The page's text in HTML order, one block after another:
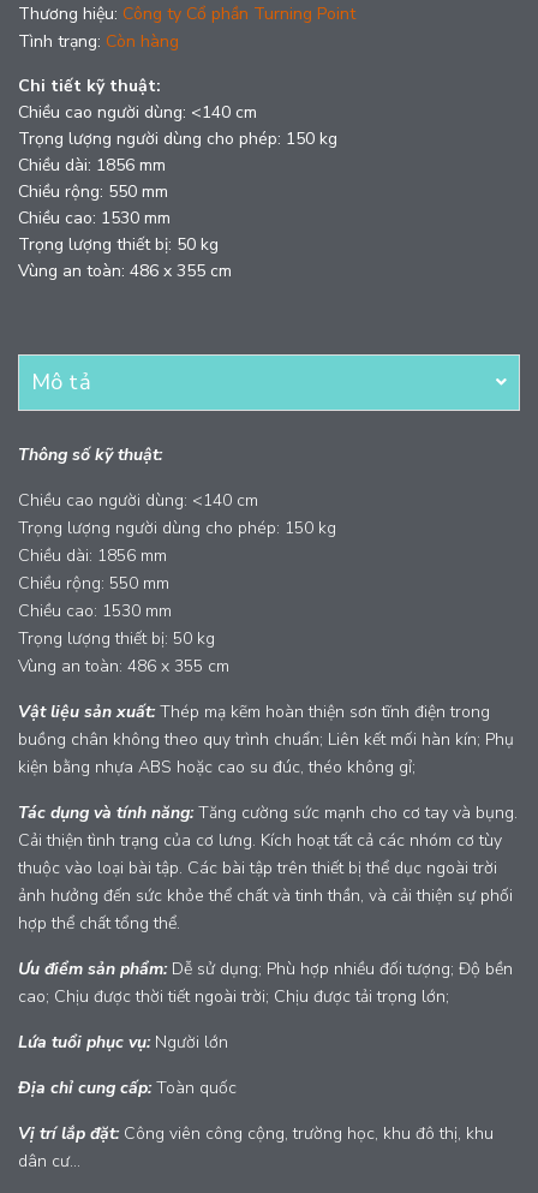
Thương hiệu: Công ty Cổ phần Turning Point
Tình trạng: Còn hàng
Chi tiết kỹ thuật:
Chiều cao người dùng: <140 cm
Trọng lượng người dùng cho phép: 150 kg
Chiều dài: 1856 mm
Chiều rộng: 550 mm
Chiều cao: 1530 mm
Trọng lượng thiết bị: 50 kg
Vùng an toàn: 486 x 355 cm
Mô tả
Thông số kỹ thuật:
Chiều cao người dùng: <140 cm
Trọng lượng người dùng cho phép: 150 kg
Chiều dài: 1856 mm
Chiều rộng: 550 mm
Chiều cao: 1530 mm
Trọng lượng thiết bị: 50 kg
Vùng an toàn: 486 x 355 cm
Vật liệu sản xuất:Thép mạ kẽm hoàn thiện sơn tĩnh điện trong
buồng chân không theo quy trình chuẩn; Liên kết mối hàn kín; Phụ
kiện bằng nhựa ABS hoặc cao su đúc, théo không gỉ;
Tác dụng và tính năng:Tăng cường sức mạnh cho cơ tay và bụng.
Cải thiện tình trạng của cơ lưng. Kích hoạt tất cả các nhóm cơ tùy
thuộc vào loại bài tập. Các bài tập trên thiết bị thể dục ngoài trời
ảnh hưởng đến sức khỏe thể chất và tinh thần, và cải thiện sự phối
hợp thể chất tổng thể.
Ưu điểm sản phẩm:Dễ sử dụng; Phù hợp nhiều đối tượng; Độ bền
cao; Chịu được thời tiết ngoài trời; Chịu được tải trọng lớn;
Lứa tuổi phục vụ:Người lớn
Địa chỉ cung cấp:Toàn quốc
Vị trí lắp đặt:Công viên công cộng, trường học, khu đô thị, khu
dân cư...